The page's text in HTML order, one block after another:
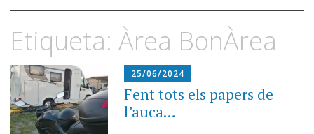
al
contingut
Etiqueta: Àrea BonÀrea
25/06/2024
Fent tots els papers de
l’auca…